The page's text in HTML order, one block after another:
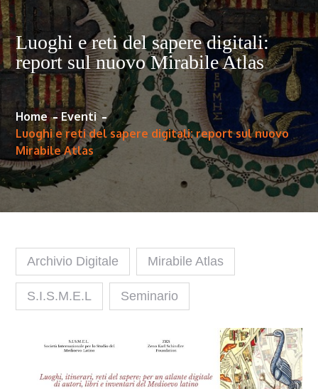
Luoghi e reti del sapere digitali:
report sul nuovo Mirabile Atlas
Home
Eventi
Luoghi e reti del sapere digitali: report sul nuovo
Mirabile Atlas
Archivio Digitale Mirabile Atlas
S.I.S.M.E.L Seminario